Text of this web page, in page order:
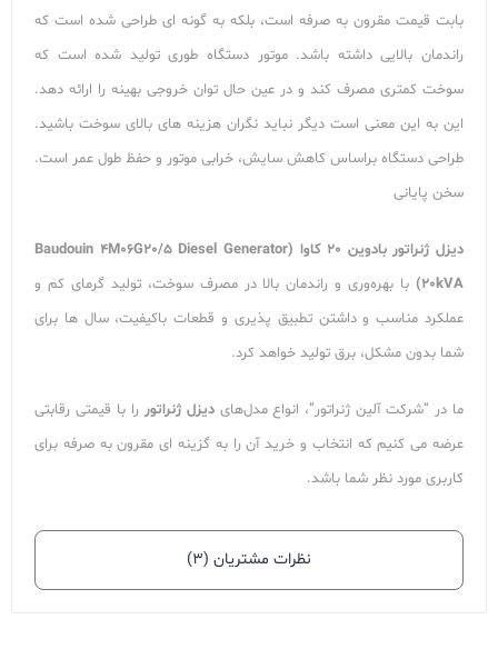
نظرات مشتریان (۳)
بابت قیمت مقرون به صرفه است، بلکه به گونه ای طراحی شده است که
راندمان بالایی داشته باشد. موتور دستگاه طوری تولید شده است که
سوخت کمتری مصرف کند و در عین حال توان خروجی بهینه را ارائه دهد.
این به این معنی است دیگر نباید نگران هزینه های بالای سوخت باشید.
طراحی دستگاه براساس کاهش سایش، خرابی موتور و حفظ طول عمر است.
سخن پایانی
دیزل ژنراتور بادوین 20 کاوا (Baudouin 4M06G20/5 Diesel Generator
20kVA)
با بهره‌وری و راندمان بالا در مصرف سوخت، تولید گرمای کم و
عملکرد مناسب و داشتن تطبیق پذیری و قطعات باکیفیت، سال ها برای
شما بدون مشکل، برق تولید خواهد کرد.
ما در “شرکت آلین ژنراتور”، انواع مدل‌هایدیزل ژنراتور را با قیمتی رقابتی
عرضه می کنیم که انتخاب و خرید آن را به گزینه ای مقرون به صرفه برای
کاربری مورد نظر شما باشد.